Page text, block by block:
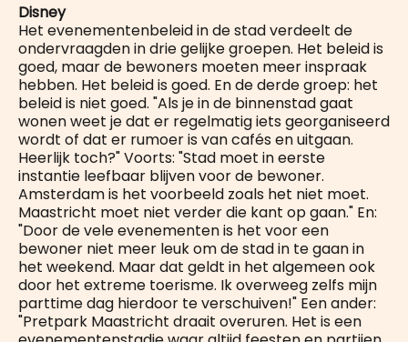
Disney
Het evenementenbeleid in de stad verdeelt de
ondervraagden in drie gelijke groepen. Het beleid is
goed, maar de bewoners moeten meer inspraak
hebben. Het beleid is goed. En de derde groep: het
beleid is niet goed. "Als je in de binnenstad gaat
wonen weet je dat er regelmatig iets georganiseerd
wordt of dat er rumoer is van cafés en uitgaan.
Heerlijk toch?" Voorts: "Stad moet in eerste
instantie leefbaar blijven voor de bewoner.
Amsterdam is het voorbeeld zoals het niet moet.
Maastricht moet niet verder die kant op gaan." En:
"Door de vele evenementen is het voor een
bewoner niet meer leuk om de stad in te gaan in
het weekend. Maar dat geldt in het algemeen ook
door het extreme toerisme. Ik overweeg zelfs mijn
parttime dag hierdoor te verschuiven!" Een ander:
"Pretpark Maastricht draait overuren. Het is een